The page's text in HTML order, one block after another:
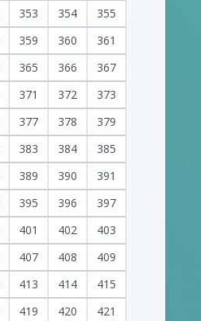
353 354
355
359 360
361
365 366
367
371 372
373
377 378
379
383 384
385
389 390
391
395 396
397
401 402
403
407 408
409
413 414
415
419 420 421